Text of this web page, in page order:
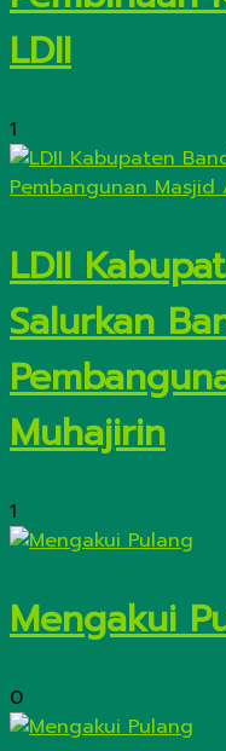
LDII
1
LDII
Salurkan
Muhajirin
1
Mengakui
0